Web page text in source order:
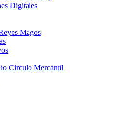
Digitales
Magos
Círculo Mercantil